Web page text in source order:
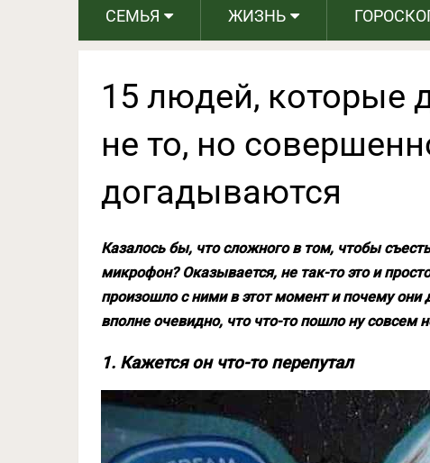
СЕМЬЯ ЖИЗНЬ
15 людей, которые
не то, но
догадываются
Казалось бы, что сложного в том, чтобы
микрофон? Оказывается, не так-то это и
произошло с ними в этот момент и почему они
вполне очевидно, что что-то пошло ну совсем
1. Кажется он что-то перепутал